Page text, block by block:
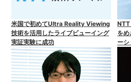
米国で初めてUltra Reality Viewing
技術を活用したライブビューイング
実証実験に成功
を
ー